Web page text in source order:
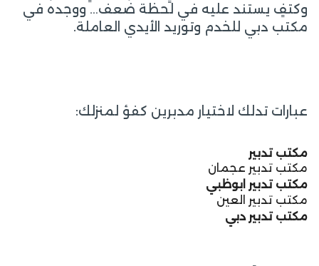
وكتفٍ يستند عليه في لحظة ضعف… ووجده في
مكتب دبي للخدم وتوريد الأيدي العاملة.
عبارات تدلك لاختيار مدبرين كفؤ لمنزلك:
مكتب تدبير
مكتب تدبير عجمان
مكتب تدبير ابوظبي
مكتب تدبير العين
مكتب تدبير دبي